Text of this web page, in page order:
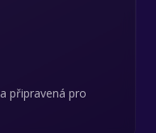
připravená pro